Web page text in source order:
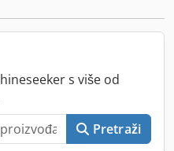
s više od
Pretraži